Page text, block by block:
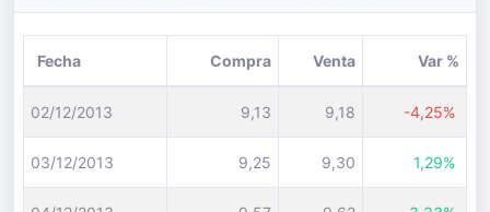
Fecha Compra Venta Var %
02/12/2013 9,13 9,18 -4,25%
03/12/2013 9,25 9,30 1,29%